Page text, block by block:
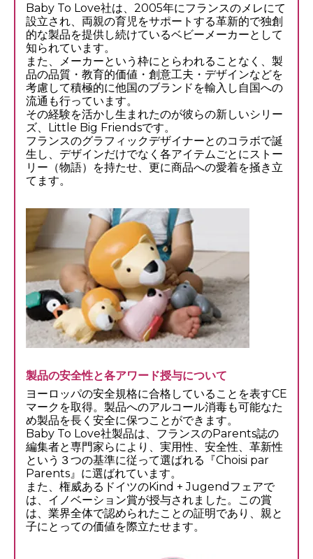
Baby To Love社は、2005年にフランスのメレにて
設立され、両親の育児をサポートする革新的で独創
的な製品を提供し続けているベビーメーカーとして
知られています。
また、メーカーという枠にとらわれることなく、製
品の品質・教育的価値・創意工夫・デザインなどを
考慮して積極的に他国のブランドを輸入し自国への
流通も行っています。
その経験を活かし生まれたのが彼らの新しいシリー
ズ、Little Big Friendsです。
フランスのグラフィックデザイナーとのコラボで誕
生し、デザインだけでなく各アイテムごとにストー
リー（物語）を持たせ、更に商品への愛着を掻き立
てます。
製品の安全性と各アワード授与について
ヨーロッパの安全規格に合格していることを表すCE
マークを取得。製品へのアルコール消毒も可能なた
め製品を長く安全に保つことができます。
Baby To Love社製品は、フランスのParents誌の
編集者と専門家らにより、実用性、安全性、革新性
という３つの基準に従って選ばれる『Choisi par
Parents』に選ばれています。
また、権威あるドイツのKind + Jugendフェアで
は、イノベーション賞が授与されました。この賞
は、業界全体で認められたことの証明であり、親と
子にとっての価値を際立たせます。